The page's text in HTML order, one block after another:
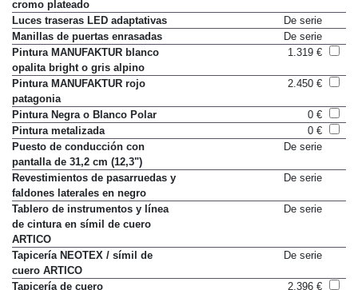
cromo plateado
Luces traseras LED adaptativas
De serie
Manillas de puertas enrasadas
De serie
Pintura MANUFAKTUR blanco
opalita bright o gris alpino
Pintura MANUFAKTUR rojo
patagonia
Pintura Negra o Blanco Polar
0 €
Pintura metalizada
0 €
Puesto de conducción con
pantalla de 31,2 cm (12,3")
Revestimientos de pasarruedas y
faldones laterales en negro
Tablero de instrumentos y línea
de cintura en símil de cuero
ARTICO
Tapicería NEOTEX / símil de
cuero ARTICO